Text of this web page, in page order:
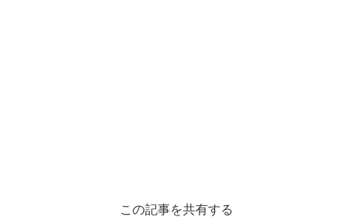
この記事を共有する